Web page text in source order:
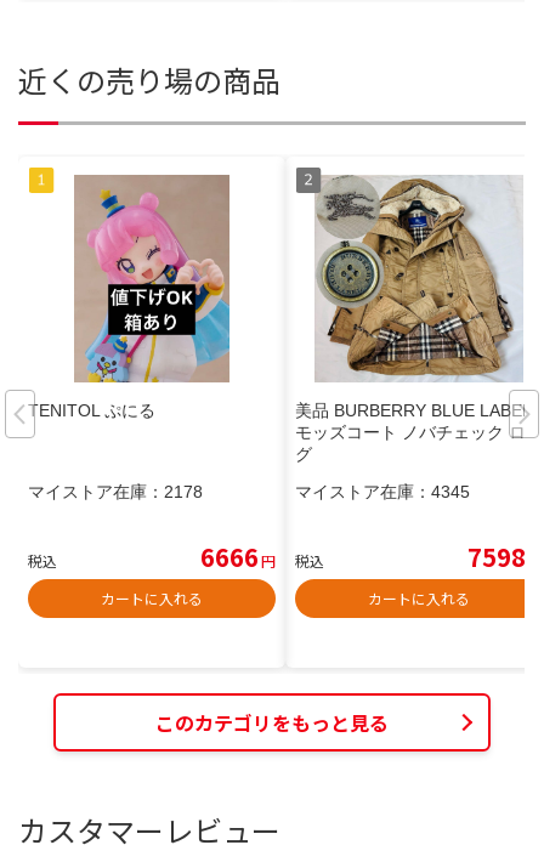
近くの売り場の商品
TENITOL ぷにる
マイストア在庫： 2178
税込 6666円
カートに入れる
美品 BURBERRY BLUE LABEL
モッズコート ノバチェック ロン
グ
マイストア在庫： 4345
税込 7598
カートに入れる
このカテゴリをもっと見る
カスタマーレビュー